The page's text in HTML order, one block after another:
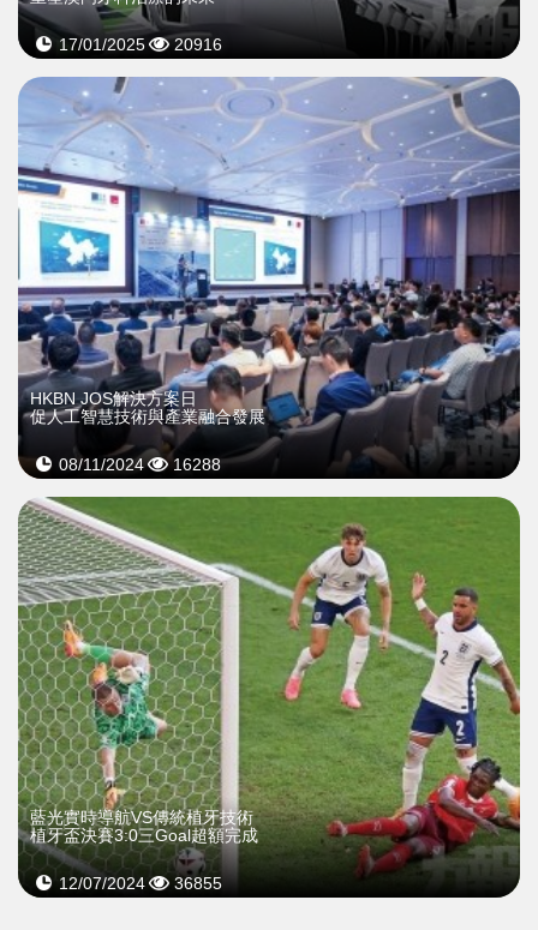
17/01/2025 20916
HKBN JOS解決方案日
促人工智慧技術與產業融合發展
08/11/2024 16288
>
藍光實時導航VS傳統植牙技術
植牙盃決賽3:0三Goal超額完成
12/07/2024 36855